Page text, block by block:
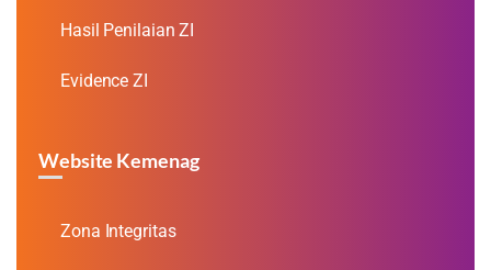
Hasil Penilaian ZI
Evidence ZI
Website Kemenag
Zona Integritas